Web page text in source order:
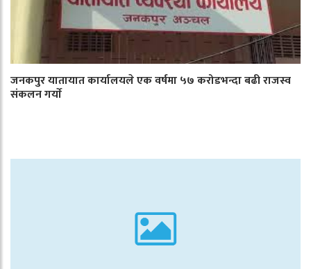
जनकपुर यातायात कार्यालयले एक वर्षमा ५७ करोडभन्दा बढी राजस्व
संकलन गर्याे